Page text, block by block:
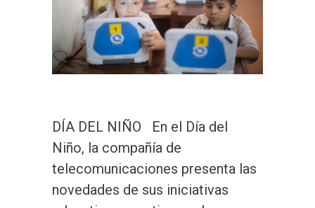
DÍA DEL NIÑO En el Día del
Niño, la compañía de
telecomunicaciones presenta las
novedades de sus iniciativas